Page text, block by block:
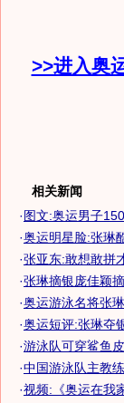
>>进入奥
相关新闻
·图文:奥运男子
·奥运明星脸:张琳
·张亚东:敢想敢拼
·张琳摘银庞佳颖
·奥运游泳名将张
·奥运短评:张琳夺
·游泳队可穿鲨鱼
·中国游泳队主教
·视频:《奥运在我